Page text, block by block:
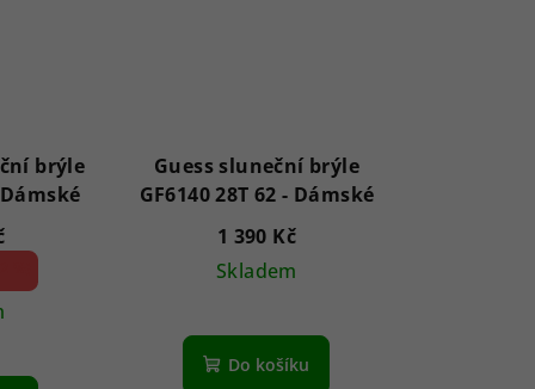
brýle
8846 Elyna 54 - Dámské
Guess sluneční brýle
GF6140 28T 62 - Dámské
1 390 Kč
Skladem
Do košíku